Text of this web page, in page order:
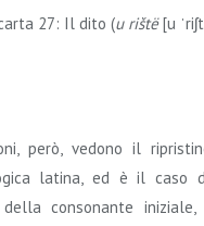
27: Il dito (u rištë[u
però, vedono il
latina, ed è il caso
consonante